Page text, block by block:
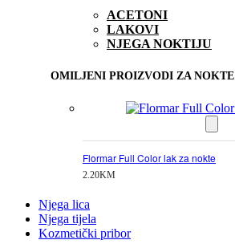
ACETONI
LAKOVI
NJEGA NOKTIJU
OMILJENI PROIZVODI ZA NOKTE
Flormar Full Color lak za nokte
2.20KM
Njega lica
Njega tijela
Kozmetički pribor